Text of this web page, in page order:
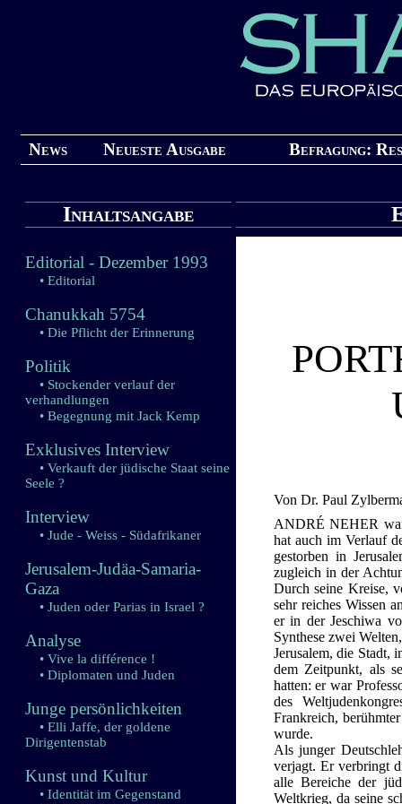
News Neueste Ausgabe Befragung:
Inhaltsangabe
Editorial - Dezember 1993
• Editorial
Chanukkah 5754
• Die Pflicht der Erinnerung
Politik
• Stockender verlauf der
verhandlungen
• Begegnung mit Jack Kemp
Exklusives Interview
• Verkauft der jüdische Staat seine
Seele ?
Interview
• Jude - Weiss - Südafrikaner
Jerusalem-Judäa-Samaria-
Gaza
• Juden oder Parias in Israel ?
Analyse
• Vive la différence !
• Diplomaten und Juden
Junge persönlichkeiten
• Elli Jaffe, der goldene
Dirigentenstab
Kunst und Kultur
• Identität im Gegenstand
Von Dr. Paul
ANDRÉ NEHER war
hat auch im Verlauf
gestorben in
zugleich in der
Durch seine Kreise,
sehr reiches Wissen
er in der Jeschiwa
Synthese zwei
Jerusalem, die Stadt,
dem Zeitpunkt, als
hatten: er war
des
Frankreich,
wurde.
Als junger
verjagt. Er verbringt
alle Bereiche der
Weltkrieg, da seine